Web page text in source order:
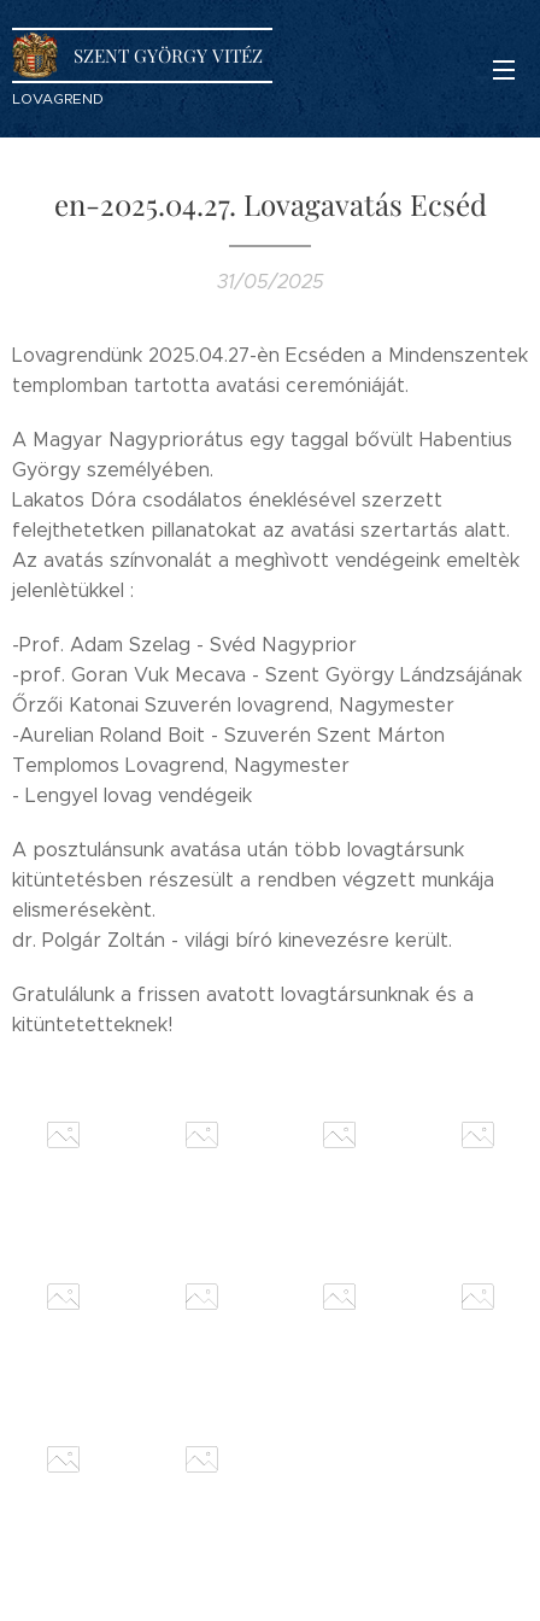
SZENT GYÖRGY VITÉZ
LOVAGREND
en-2025.04.27. Lovagavatás Ecséd
31/05/2025
Lovagrendünk 2025.04.27-èn Ecséden a Mindenszentek
templomban tartotta avatási ceremóniáját.
A Magyar Nagypriorátus egy taggal bővült Habentius
György személyében.
Lakatos Dóra csodálatos éneklésével szerzett
felejthetetken pillanatokat az avatási szertartás alatt.
Az avatás színvonalát a meghìvott vendégeink emeltèk
jelenlètükkel :
-Prof. Adam Szelag - Svéd Nagyprior
-prof. Goran Vuk Mecava - Szent György Lándzsájának
Őrzői Katonai Szuverén lovagrend, Nagymester
-Aurelian Roland Boit - Szuverén Szent Márton
Templomos Lovagrend, Nagymester
- Lengyel lovag vendégeik
A posztulánsunk avatása után több lovagtársunk
kitüntetésben részesült a rendben végzett munkája
elismerésekènt.
dr. Polgár Zoltán - világi bíró kinevezésre került.
Gratulálunk a frissen avatott lovagtársunknak és a
kitüntetetteknek!